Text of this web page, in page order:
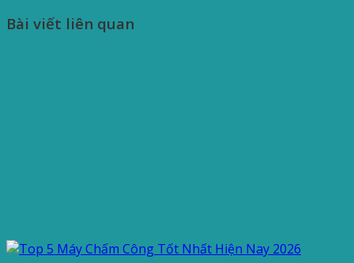
Bài viết liên quan